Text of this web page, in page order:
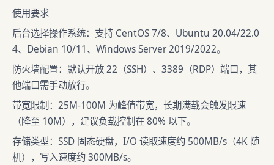
使用要求
后台选择操作系统：支持 CentOS 7/8、Ubuntu 20.04/22.0
4、Debian 10/11、Windows Server 2019/2022。
防火墙配置：默认开放 22（SSH）、3389（RDP）端口，其
他端口需手动放行。
带宽限制：25M-100M 为峰值带宽，长期满载会触发限速
（降至 10M），建议负载控制在 80% 以下。
存储类型：SSD 固态硬盘，I/O 读取速度约 500MB/s（4K 随
机），写入速度约 300MB/s。